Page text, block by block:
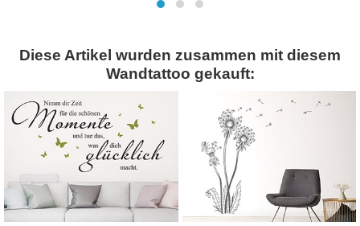
Diese Artikel wurden zusammen mit diesem
Wandtattoo gekauft: